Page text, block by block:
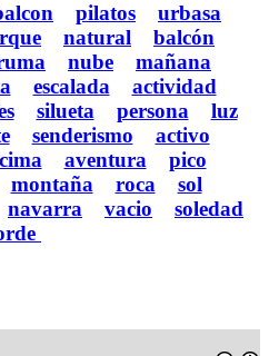
pilatos
urbasa
natural
balcón
nube
mañana
escalada
actividad
silueta persona
luz
senderismo
activo
cima aventura
pico
montaña roca
sol
navarra vacio
soledad